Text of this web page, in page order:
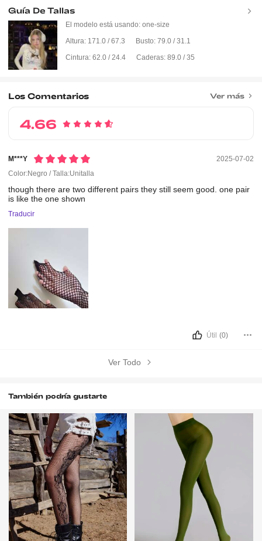
Guía De Tallas
El modelo está usando: one-size
Altura: 171.0 / 67.3 Busto: 79.0 / 31.1
Cintura: 62.0 / 24.4 Caderas: 89.0 / 35
Los Comentarios Ver más
4.66
M***y
2025-07-02
Color:Negro / Talla:Unitalla
thoughtherearetwodifferent pairstheystillseemgood.one pair
is liketheoneshown
Traducir
Útil (0)
Ver Todo
También podría gustarte